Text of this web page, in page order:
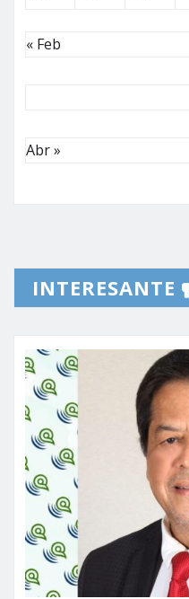
« Feb
Abr »
INTERESANTE